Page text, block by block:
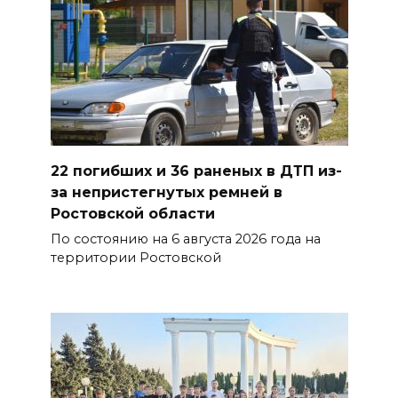
Сносить нельзя, сохранять
нечем: как ростовчане
спасают доходный дом
Рувинского от запустения
08 августа 2026 14:04
поджег газ в квартире
бывшей жены, эвакуированы
08 августа 2026 13:19
жителей Ростовской области
с Днем физкультурника
08 августа 2026 10:49
22 погибших и 36 раненых в ДТП из-
за непристегнутых ремней в
Ростовской области
По состоянию на 6 августа 2026 года на
территории Ростовской